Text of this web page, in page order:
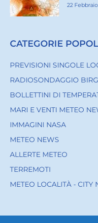
22
CATEGORIE
PREVISIONI SINGOLE
RADIOSONDAGGIO
BOLLETTINI DI
MARI E VENTI METEO
IMMAGINI NASA
METEO NEWS
ALLERTE METEO
TERREMOTI
METEO LOCALITÀ - CITY